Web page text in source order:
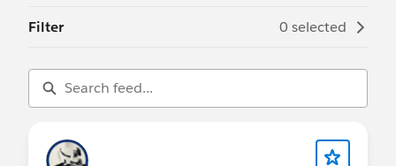
Filter 0 selected